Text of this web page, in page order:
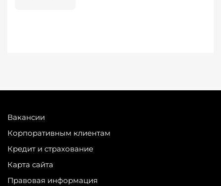
Вакансии
Корпоративным клиентам
Кредит и страхование
Карта сайта
Правовая информация